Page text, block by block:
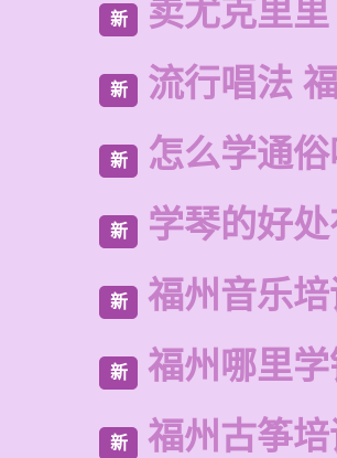
新 卖尤克里
新 流行唱法
新 怎么学通
新 学琴的好
新 福州音乐
新 福州哪里
新 福州古筝